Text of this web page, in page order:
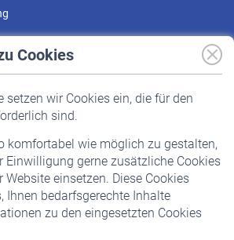
Cookies
setzen wir Cookies ein, die für den
sind.
komfortabel wie möglich zu gestalten,
Einwilligung gerne zusätzliche Cookies
einsetzen. Diese Cookies
Ihnen bedarfsgerechte Inhalte
zu den eingesetzten Cookies